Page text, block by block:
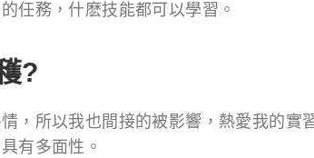
任務，什麽技能都可以學習。
?
，所以我也間接的被影響，熱愛我的
具有多面性。